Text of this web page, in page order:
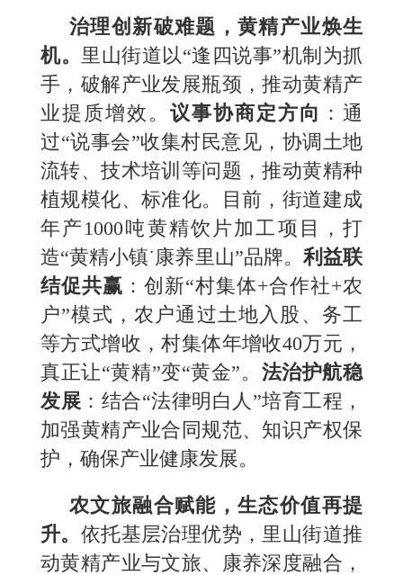
治理创新破难题，黄精产业焕生
机。 里山街道以“逢四说事”机制为抓
手，破解产业发展瓶颈，推动黄精产
业提质增效。 议事协商定方向 ： 通
过“说事会”收集村民意见，协调土地
流转、技术培训等问题，推动黄精种
植规模化、标准化。目前，街道建成
年产1000吨黄精饮片加工项目，打
造“黄精小镇˙康养里山”品牌。 利益联
结促共赢 ： 创新“村集体+合作社+农
户”模式，农户通过土地入股、务工
等方式增收，村集体年增收40万元，
真正让“黄精”变“黄金”。 法治护航稳
发展 ： 结合“法律明白人”培育工程，
加强黄精产业合同规范、知识产权保
护，确保产业健康发展。
农文旅融合赋能，生态价值再提
升。 依托基层治理优势，里山街道推
动黄精产业与文旅、康养深度融合，